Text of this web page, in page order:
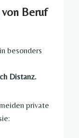
Beruf
besonders
Distanz.
private